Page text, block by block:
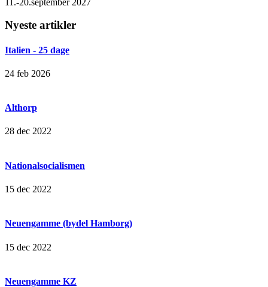
Nyeste artikler
Italien - 25 dage
24 feb 2026
Althorp
28 dec 2022
Nationalsocialismen
15 dec 2022
Neuengamme (bydel Hamborg)
15 dec 2022
Neuengamme KZ